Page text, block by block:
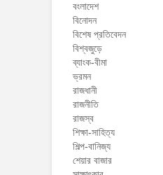
বংলাদেশ
বিনোদন
বিশেষ প্রতিবেদন
বিশ্বজুড়ে
ব্যাংক-বীমা
ভ্রমন
রাজধানী
রাজনীতি
রাজস্ব
শিক্ষা-সাহিত্য
শিল্প-বানিজ্য
শেয়ার বাজার